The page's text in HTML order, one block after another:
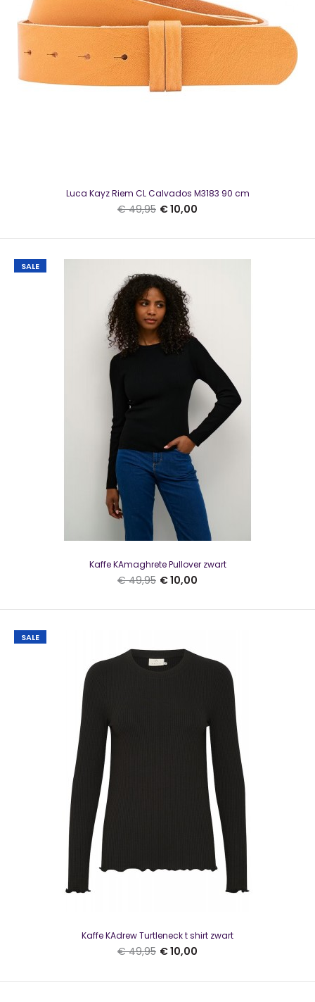
Luca Kayz Riem CL Calvados M3183 90 cm
€ 49,95 € 10,00
Luca Kayz Riem CL Calvados M3183 90 cmEcht leren riem
van 3 cm breed in een mooie maisgele kle..
Kaffe KAmaghrete Pullover zwart
€ 49,95
€ 10,00
Kaffe KAmaghrete Pullover zwartNauwsluitende, geribde
trui met subtiele verticale opengewerkte detai..
Luca Kayz Riem CL Calvados M3183 90 cm
€ 49,95 € 10,00
SALE
Kaffe KAmaghrete Pullover zwart
€ 49,95 € 10,00
SALE
Kaffe KAdrew Turtleneck t shirt zwart
€ 49,95 € 10,00